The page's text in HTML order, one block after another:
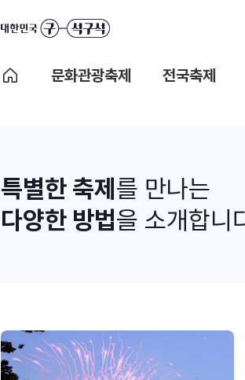
문화관광축제 전국축제
특별한 축제 를 만나는
다양한 방법을 소개합니